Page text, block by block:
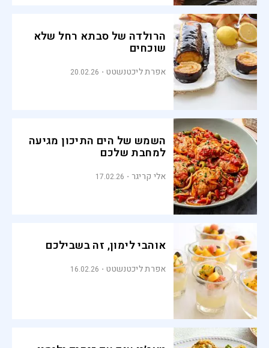
הרולדה של סבתא רחל שלא
שוכחים
אפרת ליכטנשטט 20.02.26
השמש של הים התיכון מגיעה
למחבת שלכם
אלי קריגר 17.02.26
אוהבי לימון, זה בשבילכם
אפרת ליכטנשטט 16.02.26